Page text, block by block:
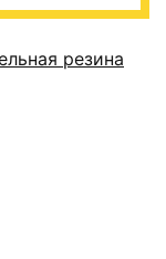
резина